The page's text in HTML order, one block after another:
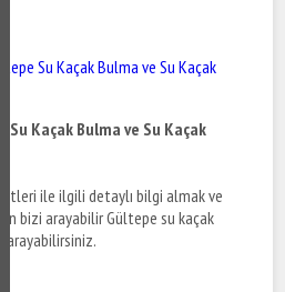
Su Kaçak Bulma ve Su Kaçak
Su Kaçak Bulma ve Su Kaçak
ile ilgili detaylı bilgi almak ve
bizi arayabilir Gültepe su kaçak
arayabilirsiniz.